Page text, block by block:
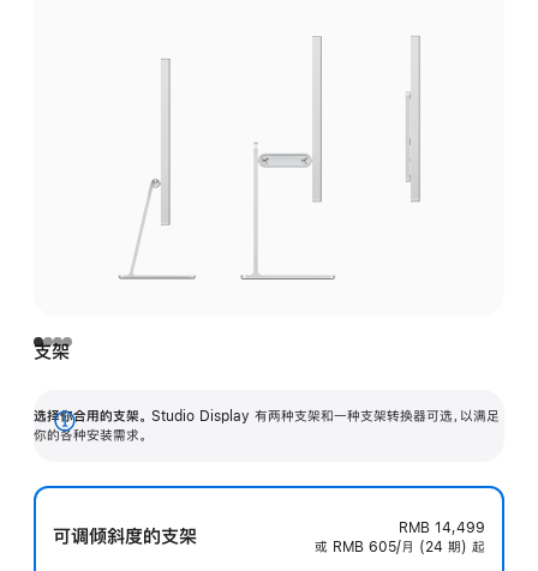
支架
选择你合用的支架。 Studio Display 有两种支架和一种支架转换器可选，以满足
你的各种安装需求。
展
可调倾斜度的支架
RMB 14,499
或 RMB 605/月 (24 期) 起